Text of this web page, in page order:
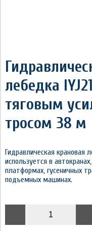
лебедка
тяговым
тросом 38 м
Гидравлическая крановая
используется в
платформах, гусеничных
подъемных машинах.